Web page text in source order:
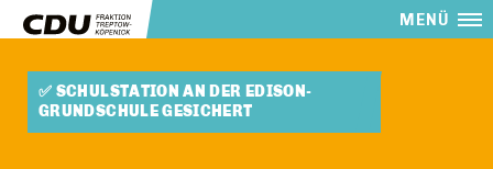
MENÜ
✅ SCHULSTATION AN DER EDISON-
GRUNDSCHULE GESICHERT